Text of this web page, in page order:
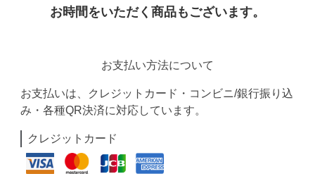
お時間をいただく商品もございます。
お支払い方法について
お支払いは、クレジットカード・コンビニ/銀行振り込
み・各種QR決済に対応しています。
クレジットカード